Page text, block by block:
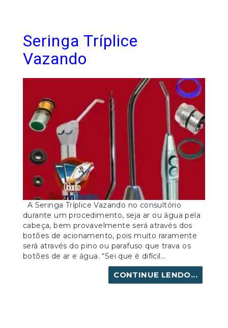
Seringa Tríplice
Vazando
A Seringa Tríplice Vazando no consultório
durante um procedimento, seja ar ou água pela
cabeça, bem provavelmente será através dos
botões de acionamento, pois muito raramente
será através do pino ou parafuso que trava os
botões de ar e água. “Sei que é difícil...
CONTINUE LENDO...